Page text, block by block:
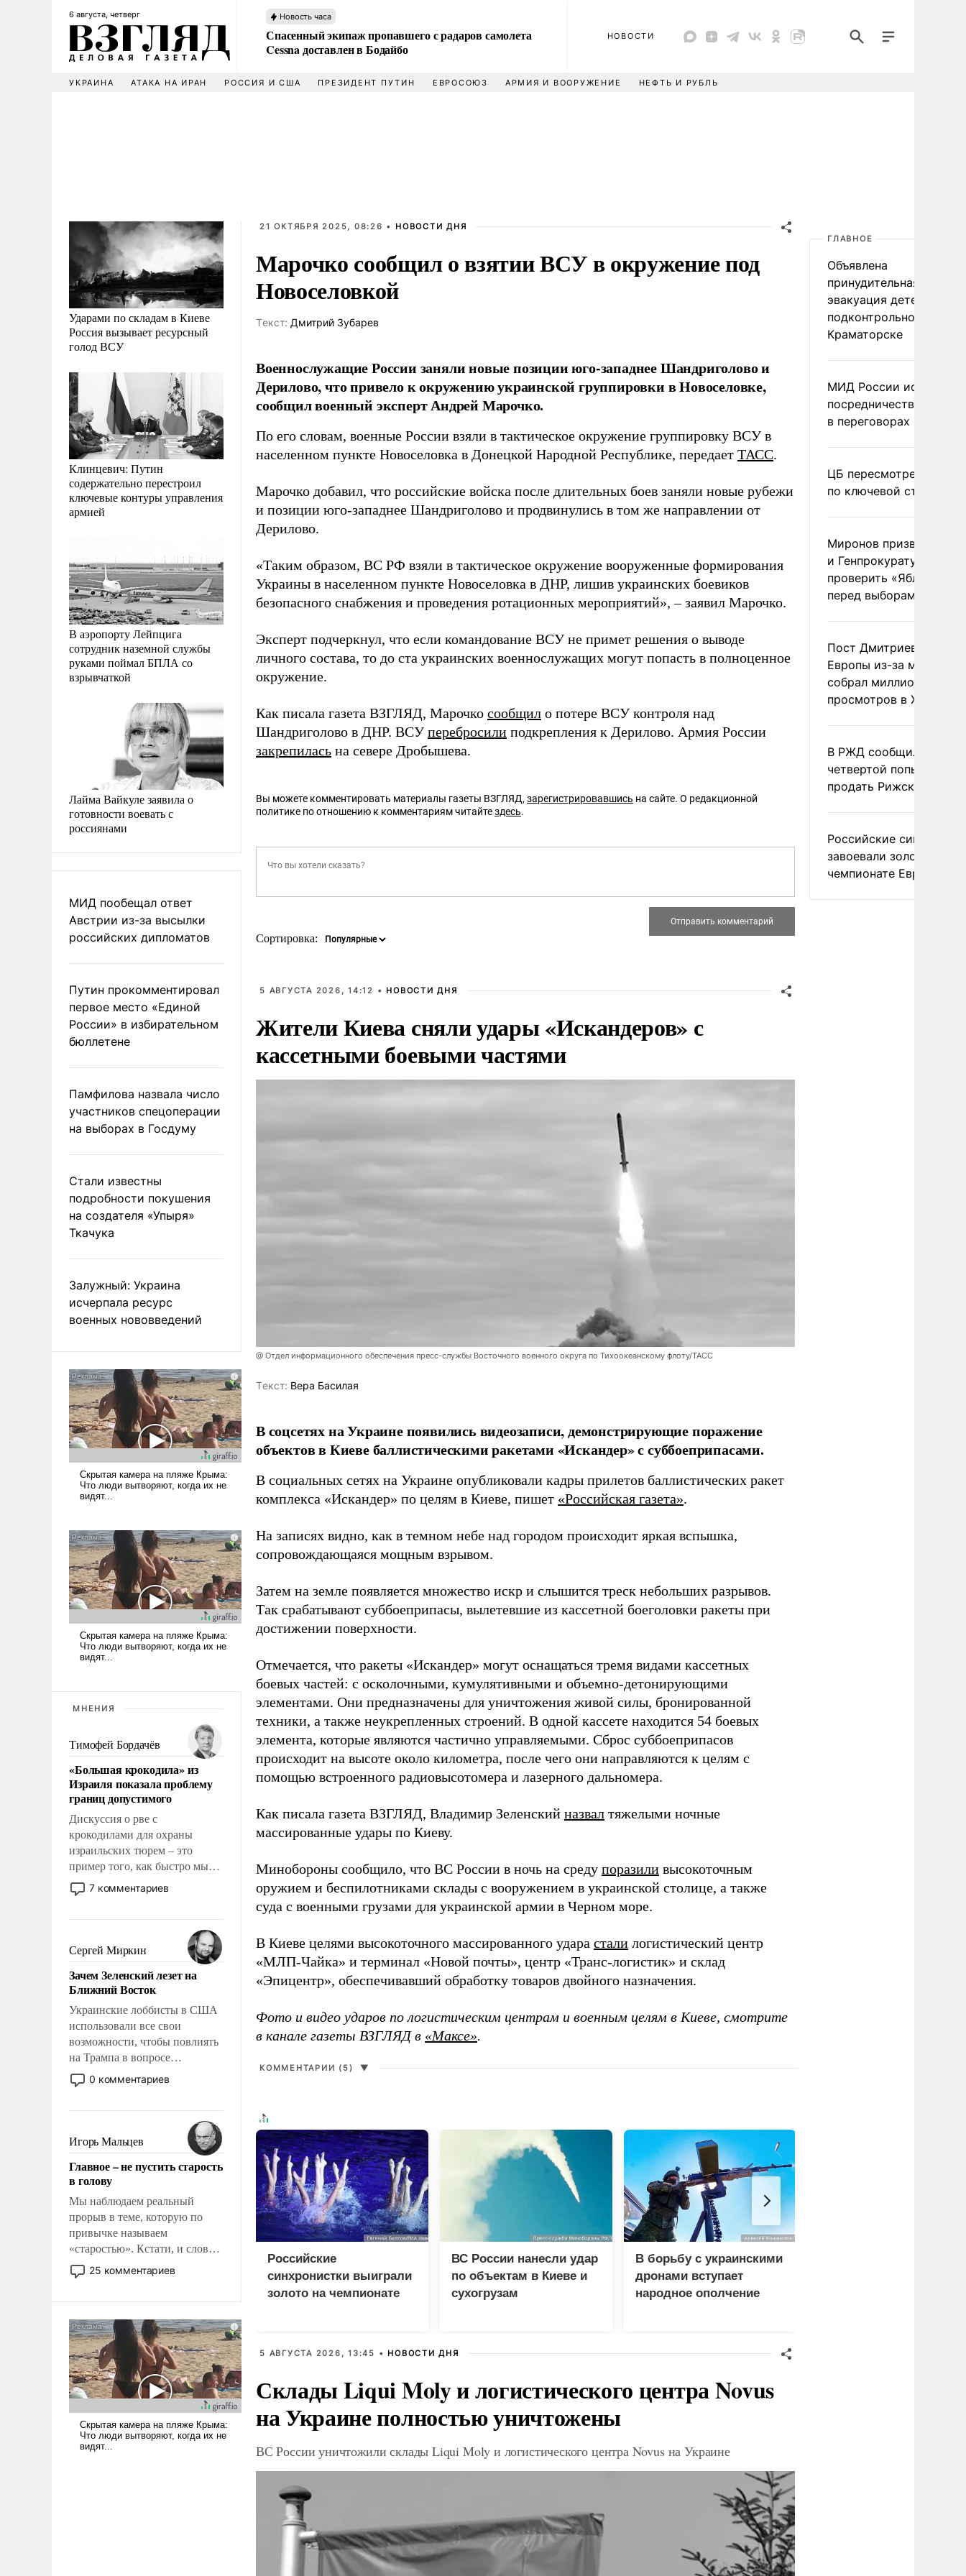
6 августа, четверг Новость часа
Спасенный экипаж пропавшего с радаров самолета
Cessna доставлен в Бодайбо
НОВОСТИ
УКРАИНА АТАКА НА ИРАН РОССИЯ И США ПРЕЗИДЕНТ ПУТИН ЕВРОСОЮЗ АРМИЯ И ВООРУЖЕНИЕ НЕФТЬ И РУБЛЬ
Ударами по складам в Киеве
Россия вызывает ресурсный
голод ВСУ
Клинцевич: Путин
содержательно перестроил
ключевые контуры управления
армией
В аэропорту Лейпцига
сотрудник наземной службы
руками поймал БПЛА со
взрывчаткой
Лайма Вайкуле заявила о
готовности воевать с
россиянами
МИД пообещал ответ
Австрии из-за высылки
российских дипломатов
Путин прокомментировал
первое место «Единой
России» в избирательном
бюллетене
Памфилова назвала число
участников спецоперации
на выборах в Госдуму
Стали известны
подробности покушения
на создателя «Упыря»
Ткачука
Залужный: Украина
исчерпала ресурс
военных нововведений
МНЕНИЯ
Тимофей Бордачёв
«Большая крокодила» из
Израиля показала проблему
границ допустимого
Дискуссия о рве с
крокодилами для охраны
израильских тюрем – это
пример того, как быстро мы
двигаемся по пути
революционных изменений.
псевдонаучной фантастики,
стало всерьез обсуждаемой
идеей.
7 комментариев
Сергей Миркин
Зачем Зеленский лезет на
Ближний Восток
Украинские лоббисты в США
использовали все свои
возможности, чтобы повлиять
на Трампа в вопросе
предоставления вооружений
своим нанимателям. Вероятно,
консультирует Киев, пришла в
голову мысль: хорошо бы
продемонстрировать, что
Украина вступила в
вооруженное противостояние
с Ираном.
0 комментариев
Игорь Мальцев
Главное – не пустить старость
в голову
Мы наблюдаем реальный
прорыв в теме, которую по
привычке называем
«старостью». Кстати, и слово-
то это уже стараются не
использовать – так же, как
что оно уже несет негативные
коннотации.
25 комментариев
21 ОКТЯБРЯ 2025, 08:26 • НОВОСТИ ДНЯ
Марочко сообщил о взятии ВСУ в окружение под
Новоселовкой
Tекст: Дмитрий Зубарев
Военнослужащие России заняли новые позиции юго-западнее Шандриголово и
Дерилово, что привело к окружению украинской группировки в Новоселовке,
сообщил военный эксперт Андрей Марочко.
По его словам, военные России взяли в тактическое окружение группировку ВСУ в
населенном пункте Новоселовка в Донецкой Народной Республике, передает ТАСС.
Марочко добавил, что российские войска после длительных боев заняли новые рубежи
и позиции юго-западнее Шандриголово и продвинулись в том же направлении от
Дерилово.
«Таким образом, ВС РФ взяли в тактическое окружение вооруженные формирования
Украины в населенном пункте Новоселовка в ДНР, лишив украинских боевиков
безопасного снабжения и проведения ротационных мероприятий», – заявил Марочко.
Эксперт подчеркнул, что если командование ВСУ не примет решения о выводе
личного состава, то до ста украинских военнослужащих могут попасть в полноценное
окружение.
Как писала газета ВЗГЛЯД, Марочко сообщил о потере ВСУ контроля над
Шандриголово в ДНР. ВСУ перебросили подкрепления к Дерилово. Армия России
закрепилась на севере Дробышева.
Вы можете комментировать материалы газеты ВЗГЛЯД, зарегистрировавшись на сайте. О редакционной
политике по отношению к комментариям читайтездесь.
Сортировка:
5 АВГУСТА 2026, 14:12 • НОВОСТИ ДНЯ
Жители Киева сняли удары «Искандеров» с
кассетными боевыми частями
@ Отдел информационного обеспечения пресс-службы Восточного военного округа по Тихоокеанскому флоту/ТАСС
Tекст: Вера Басилая
В соцсетях на Украине появились видеозаписи, демонстрирующие поражение
объектов в Киеве баллистическими ракетами «Искандер» с суббоеприпасами.
В социальных сетях на Украине опубликовали кадры прилетов баллистических ракет
комплекса «Искандер» по целям в Киеве, пишет «Российская газета».
На записях видно, как в темном небе над городом происходит яркая вспышка,
сопровождающаяся мощным взрывом.
Затем на земле появляется множество искр и слышится треск небольших разрывов.
Так срабатывают суббоеприпасы, вылетевшие из кассетной боеголовки ракеты при
достижении поверхности.
Отмечается, что ракеты «Искандер» могут оснащаться тремя видами кассетных
боевых частей: с осколочными, кумулятивными и объемно-детонирующими
элементами. Они предназначены для уничтожения живой силы, бронированной
техники, а также неукрепленных строений. В одной кассете находится 54 боевых
элемента, которые являются частично управляемыми. Сброс суббоеприпасов
происходит на высоте около километра, после чего они направляются к целям с
помощью встроенного радиовысотомера и лазерного дальномера.
Как писала газета ВЗГЛЯД, Владимир Зеленский назвал тяжелыми ночные
массированные удары по Киеву.
Минобороны сообщило, что ВС России в ночь на среду поразили высокоточным
оружием и беспилотниками склады с вооружением в украинской столице, а также
суда с военными грузами для украинской армии в Черном море.
В Киеве целями высокоточного массированного удара стали логистический центр
«МЛП-Чайка» и терминал «Новой почты», центр «Транс-логистик» и склад
«Эпицентр», обеспечивавший обработку товаров двойного назначения.
Фото и видео ударов по логистическим центрам и военным целям в Киеве, смотрите
в канале газеты ВЗГЛЯД в «Максе».
КОММЕНТАРИИ (5) ▼
Российские
синхронистки выиграли
золото на чемпионате
ВС России нанесли удар
по объектам в Киеве и
сухогрузам
В борьбу с украинскими
дронами вступает
народное ополчение
5 АВГУСТА 2026, 13:45 • НОВОСТИ ДНЯ
Склады Liqui Moly и логистического центра Novus
на Украине полностью уничтожены
ВС России уничтожили склады Liqui Moly и логистического центра Novus на Украине
ГЛАВНОЕ
Объявлена
принудительная
эвакуация детей в
подконтрольном Киеву
Краматорске
МИД России исключил
посредничество
в переговорах по
ЦБ пересмотрел
по ключевой ставке
Миронов призвал
и Генпрокуратуру
проверить «Яблоко»
перед выборами
Пост Дмитриева о
Европы из-за
собрал миллион
просмотров в X
В РЖД сообщили о
четвертой попытке
продать Рижский
Российские
завоевали золото на
чемпионате Европы